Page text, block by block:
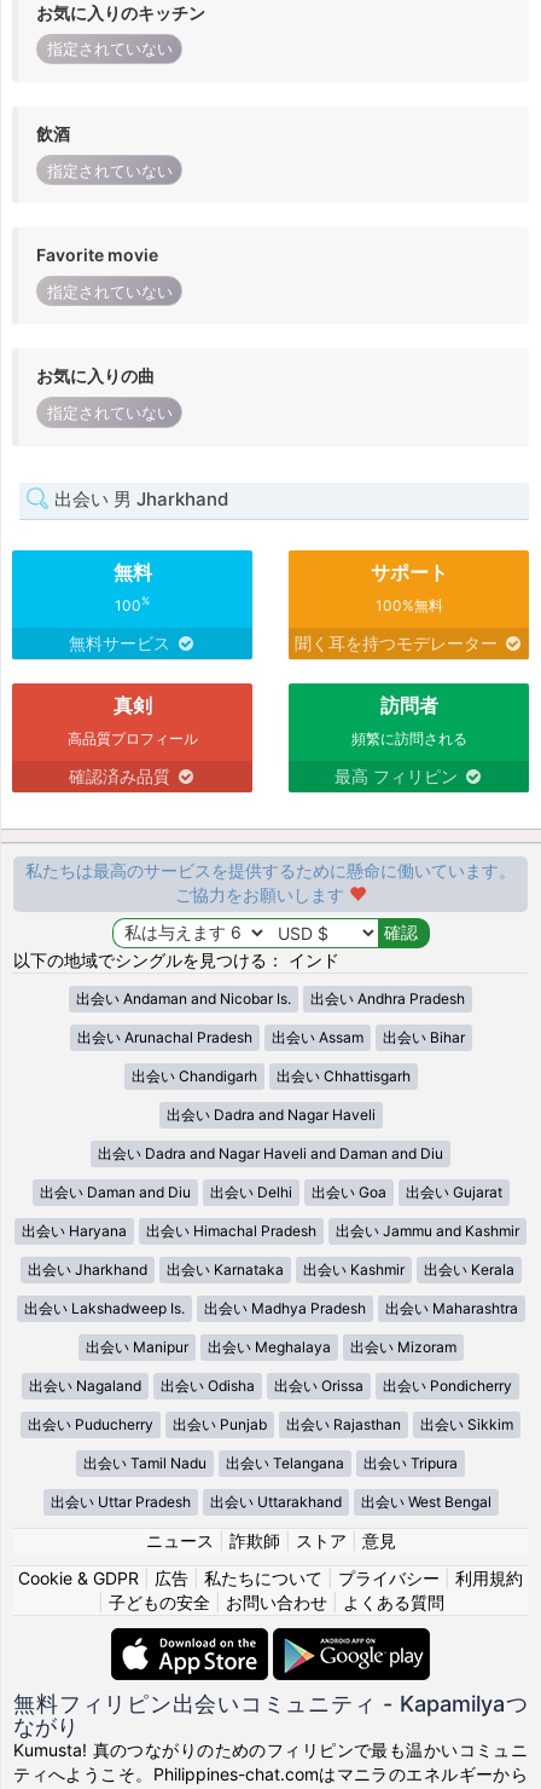
お気に入りのキッチン
指定されていない
飲酒
指定されていない
Favorite movie
指定されていない
お気に入りの曲
指定されていない
出会い 男 Jharkhand
無料
100%
無料サービス
サポート
100%無料
聞く耳を持つモデレーター
真剣
高品質プロフィール
確認済み品質
訪問者
頻繁に訪問される
最高 フィリピン
私たちは最高のサービスを提供するために懸命に働いています。
ご協力をお願いします
以下の地域でシングルを見つける： インド
出会い Andaman and Nicobar Is. 出会い Andhra Pradesh
出会い Arunachal Pradesh 出会い Assam 出会い Bihar
出会い Chandigarh 出会い Chhattisgarh
出会い Dadra and Nagar Haveli
出会い Dadra and Nagar Haveli and Daman and Diu
出会い Daman and Diu 出会い Delhi 出会い Goa 出会い Gujarat
出会い Haryana 出会い Himachal Pradesh 出会い Jammu and Kashmir
出会い Jharkhand 出会い Karnataka 出会い Kashmir 出会い Kerala
出会い Lakshadweep Is. 出会い Madhya Pradesh 出会い Maharashtra
出会い Manipur 出会い Meghalaya 出会い Mizoram
出会い Nagaland 出会い Odisha 出会い Orissa 出会い Pondicherry
出会い Puducherry 出会い Punjab 出会い Rajasthan 出会い Sikkim
出会い Tamil Nadu 出会い Telangana 出会い Tripura
出会い Uttar Pradesh 出会い Uttarakhand 出会い West Bengal
ニュース 詐欺師 ストア
意見
Cookie & GDPR
広告 私たちについて プライバシー
利用規約
子どもの安全| お問い合わせ| よくある質問
無料フィリピン出会いコミュニティ - Kapamilyaつ
ながり
Kumusta! 真のつながりのためのフィリピンで最も温かいコミュニ
ティへようこそ。Philippines-chat.comはマニラのエネルギーから